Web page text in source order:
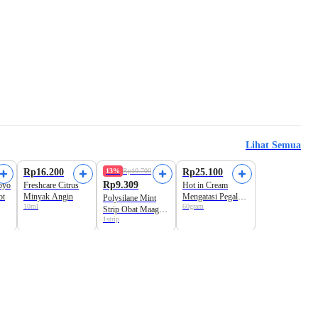
Lihat Semua
Rp16.200
Freshcare Citrus
Minyak Angin
10ml
13% Rp10.700
Rp9.309
Polysilane Mint
Strip Obat Maag
dan Kembung
1strip
Rp25.100
Hot in Cream
Mengatasi Pegal
dan Nyeri Otot
60gram